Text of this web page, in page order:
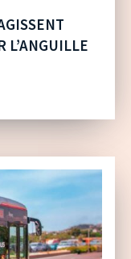
L’ANGUILLE